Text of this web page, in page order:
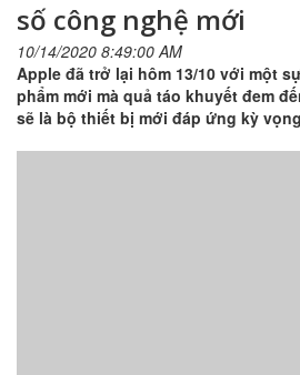
số công nghệ mới
10/14/2020 8:49:00 AM
Apple đã trở lại hôm 13/10 với một
phẩm mới mà quả táo khuyết đem
sẽ là bộ thiết bị mới đáp ứng kỳ